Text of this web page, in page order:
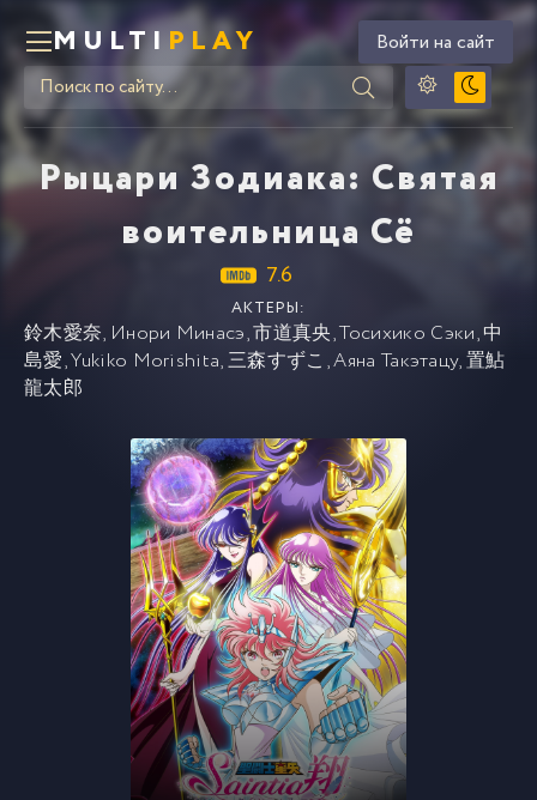
MULTI PLAY Войти на сайт
Рыцари Зодиака: Святая
воительница Сё
7.6
АКТЕРЫ:
鈴木愛奈, Инори Минасэ,市道真央,Тосихико Сэки,中
島愛,Yukiko Morishita,三森すずこ ,Аяна Такэтацу,置鮎
龍太郎